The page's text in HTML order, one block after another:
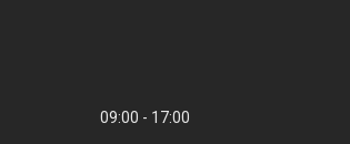
09:00
17:00